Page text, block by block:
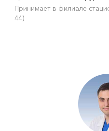
Принимает в филиале
44)